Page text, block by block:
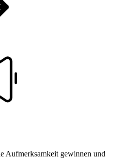
Aufmerksamkeit gewinnen und